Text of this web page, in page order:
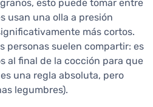
esto puede tomar entre
usan una olla a presión
más cortos.
personas suelen compartir: es
al final de la cocción para que
una regla absoluta, pero
legumbres).